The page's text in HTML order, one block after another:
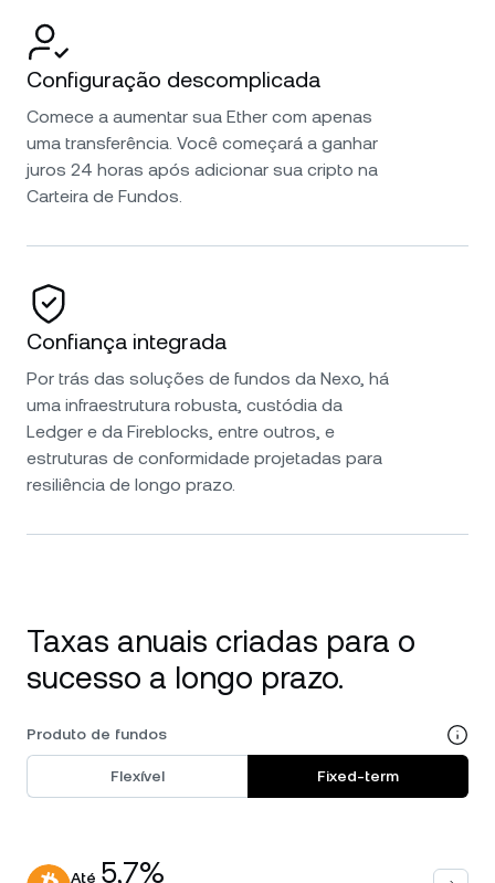
Configuração descomplicada
Comece a aumentar sua Ether com apenas
uma transferência. Você começará a ganhar
juros 24 horas após adicionar sua cripto na
Carteira de Fundos.
Confiança integrada
Por trás das soluções de fundos da Nexo, há
uma infraestrutura robusta, custódia da
Ledger e da Fireblocks, entre outros, e
estruturas de conformidade projetadas para
resiliência de longo prazo.
Taxas anuais criadas para o
sucesso a longo prazo.
Produto de fundos
Flexível Fixed-term
Até 5,7%